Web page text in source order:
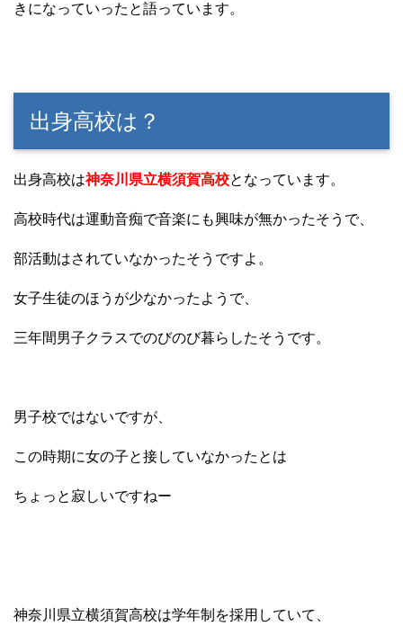
きになっていったと語っています。
出身高校は？
出身高校は神奈川県立横須賀高校となっています。
高校時代は運動音痴で音楽にも興味が無かったそうで、
部活動はされていなかったそうですよ。
女子生徒のほうが少なかったようで、
三年間男子クラスでのびのび暮らしたそうです。
男子校ではないですが、
この時期に女の子と接していなかったとは
ちょっと寂しいですねー
神奈川県立横須賀高校は学年制を採用していて、